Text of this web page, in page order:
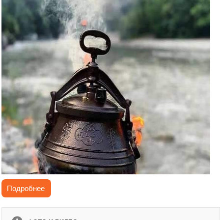
Подробнее